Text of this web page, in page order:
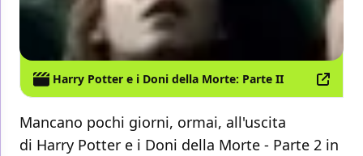
Harry Potter e i Doni della Morte: Parte II
Mancano pochi giorni, ormai, all'uscita
di Harry Potter e i Doni della Morte - Parte 2 in